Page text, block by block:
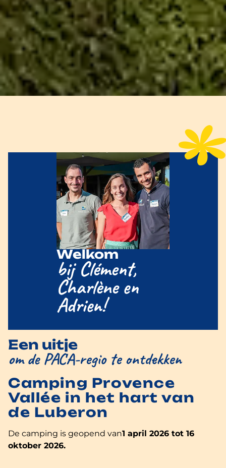
Welkom
bij Clément,
Charlène en
Adrien!
Een uitje
om de PACA-regio te ontdekken
Camping Provence
Vallée in het hart van
de Luberon
De camping is geopend van1 april 2026 tot 16
oktober 2026.